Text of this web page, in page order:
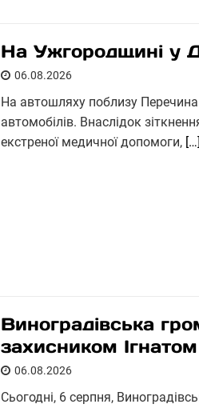
На Ужгородщині у
06.08.2026
На автошляху поблизу
автомобілів. Внаслідок
екстреної медичної допомоги, […]
Виноградівська
захисником
06.08.2026
Сьогодні, 6 серпня,